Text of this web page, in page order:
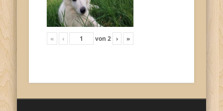
« ‹ von2 › »